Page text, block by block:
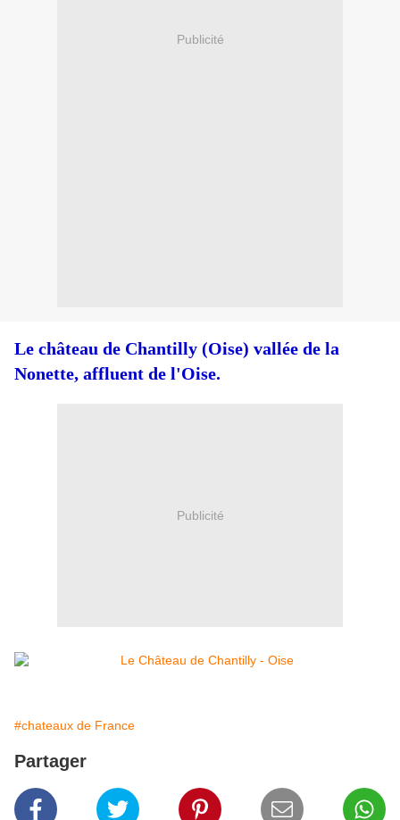
Publicité
Le château de Chantilly (Oise) vallée de la
Nonette, affluent de l'Oise.
Publicité
#chateaux de France
Partager